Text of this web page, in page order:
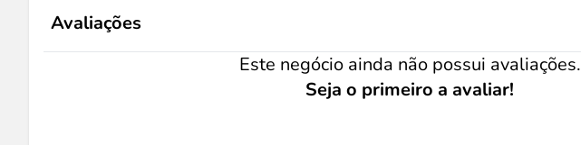
Avaliações
Este negócio ainda não possui avaliações.
Seja o primeiro a avaliar!